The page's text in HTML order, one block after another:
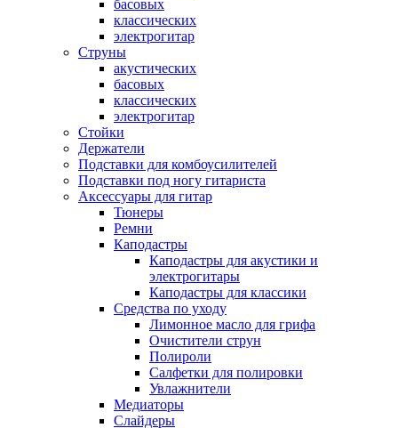
басовых
классических
электрогитар
Струны
акустических
басовых
классических
электрогитар
Стойки
Держатели
Подставки для комбоусилителей
Подставки под ногу гитариста
Аксессуары для гитар
Тюнеры
Ремни
Каподастры
Каподастры для акустики и
электрогитары
Каподастры для классики
Средства по уходу
Лимонное масло для грифа
Очистители струн
Полироли
Салфетки для полировки
Увлажнители
Медиаторы
Слайдеры